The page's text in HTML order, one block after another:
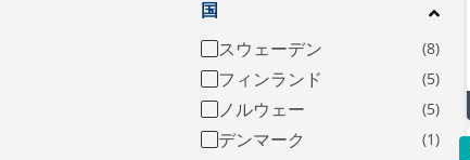
国
スウェーデン
フィンランド
ノルウェー
デンマーク